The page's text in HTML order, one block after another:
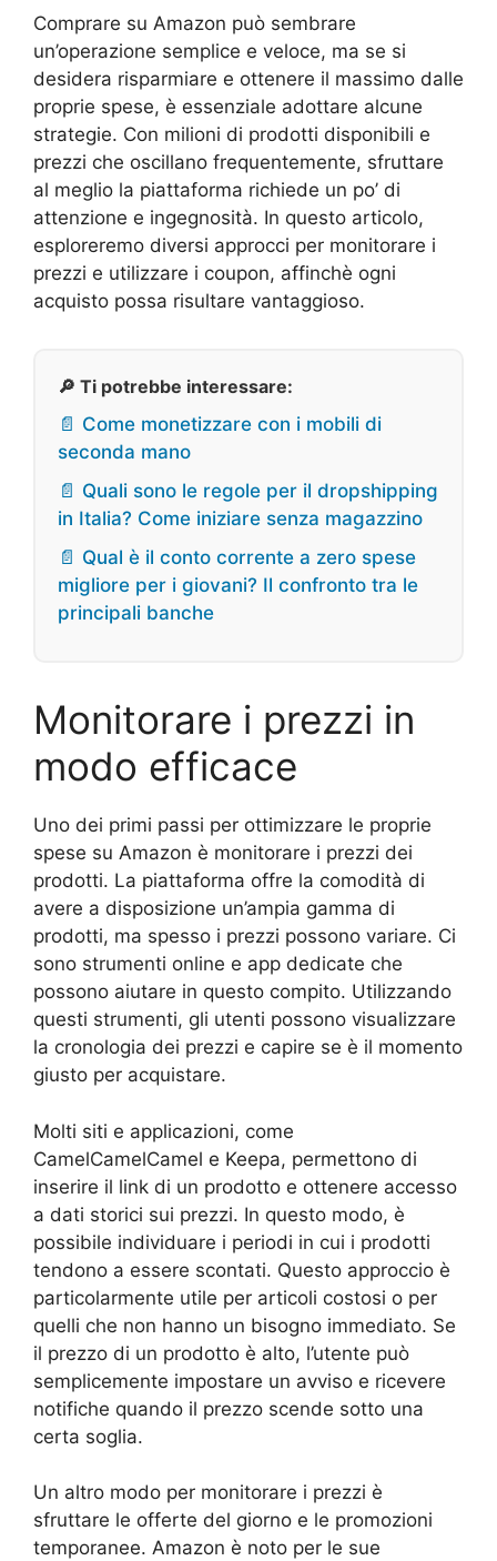
Comprare su Amazon può sembrare
un’operazione semplice e veloce, ma se si
desidera risparmiare e ottenere il massimo dalle
proprie spese, è essenziale adottare alcune
strategie. Con milioni di prodotti disponibili e
prezzi che oscillano frequentemente, sfruttare
al meglio la piattaforma richiede un po’ di
attenzione e ingegnosità. In questo articolo,
esploreremo diversi approcci per monitorare i
prezzi e utilizzare i coupon, affinchè ogni
acquisto possa risultare vantaggioso.
🔎 Ti potrebbe interessare:
📄 Come monetizzare con i mobili di
seconda mano
📄 Quali sono le regole per il dropshipping
in Italia? Come iniziare senza magazzino
📄 Qual è il conto corrente a zero spese
migliore per i giovani? Il confronto tra le
principali banche
Monitorare i prezzi in
modo efficace
Uno dei primi passi per ottimizzare le proprie
spese su Amazon è monitorare i prezzi dei
prodotti. La piattaforma offre la comodità di
avere a disposizione un’ampia gamma di
prodotti, ma spesso i prezzi possono variare. Ci
sono strumenti online e app dedicate che
possono aiutare in questo compito. Utilizzando
questi strumenti, gli utenti possono visualizzare
la cronologia dei prezzi e capire se è il momento
giusto per acquistare.
Molti siti e applicazioni, come
CamelCamelCamel e Keepa, permettono di
inserire il link di un prodotto e ottenere accesso
a dati storici sui prezzi. In questo modo, è
possibile individuare i periodi in cui i prodotti
tendono a essere scontati. Questo approccio è
particolarmente utile per articoli costosi o per
quelli che non hanno un bisogno immediato. Se
il prezzo di un prodotto è alto, l’utente può
semplicemente impostare un avviso e ricevere
notifiche quando il prezzo scende sotto una
certa soglia.
Un altro modo per monitorare i prezzi è
sfruttare le offerte del giorno e le promozioni
temporanee. Amazon è noto per le sue